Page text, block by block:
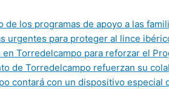
los programas de apoyo a las
urgentes para proteger al lince
Torredelcampo para reforzar el
de Torredelcampo refuerzan su
contará con un dispositivo especial